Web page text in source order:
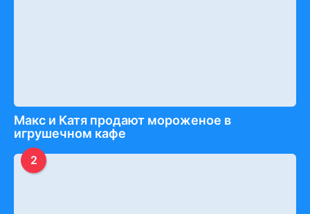
Макс и Катя продают мороженое в
игрушечном кафе
2